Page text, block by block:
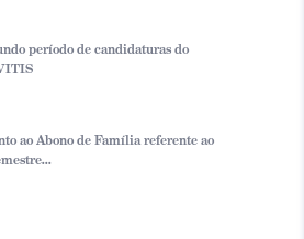
período de candidaturas do
ao Abono de Família referente ao